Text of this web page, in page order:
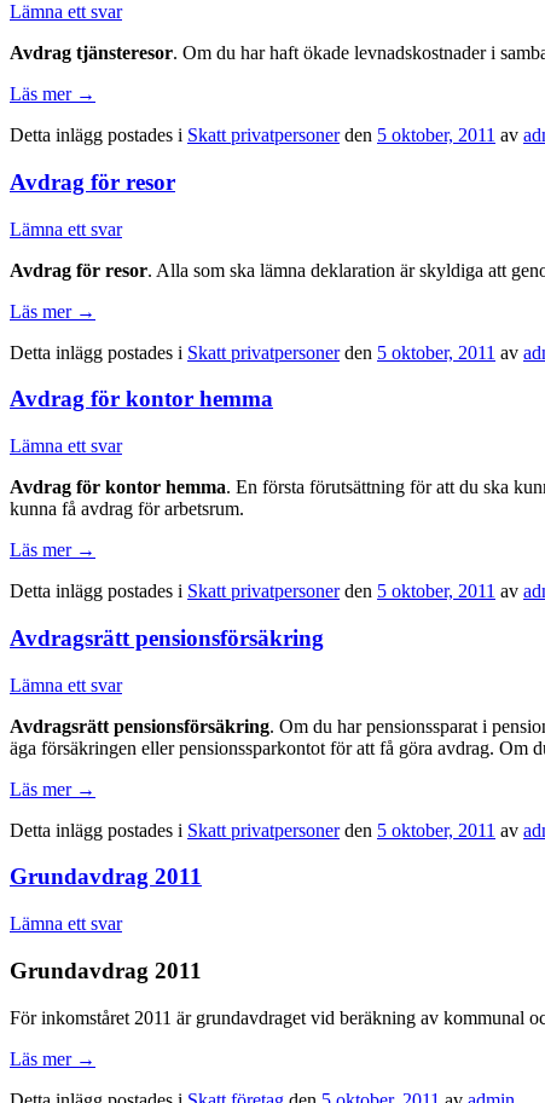
Lämna ett svar
Avdrag tjänsteresor. Om du har haft ökade levnadskostnader i
Läs mer →
Detta inlägg postades i Skatt privatpersonerden 5 oktober, 2011 av
Avdrag för resor
Lämna ett svar
Avdrag för resor. Alla som ska lämna deklaration är skyldiga att
Läs mer →
Detta inlägg postades i Skatt privatpersonerden 5 oktober, 2011 av
Avdrag för kontor hemma
Lämna ett svar
Avdrag för kontor hemma. En första förutsättning för att du ska
kunna få avdrag för arbetsrum.
Läs mer →
Detta inlägg postades i Skatt privatpersonerden 5 oktober, 2011 av
Avdragsrätt pensionsförsäkring
Lämna ett svar
Avdragsrätt pensionsförsäkring. Om du har pensionssparat i
äga försäkringen eller pensionssparkontot för att få göra avdrag. Om
Läs mer →
Detta inlägg postades i Skatt privatpersonerden 5 oktober, 2011 av
Grundavdrag 2011
Lämna ett svar
Grundavdrag 2011
För inkomståret 2011 är grundavdraget vid beräkning av kommunal
Läs mer →